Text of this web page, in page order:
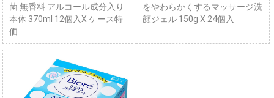
菌 無香料 アルコール成分入り
本体 370ml 12個入X ケース特
価
をやわらかくするマッサージ洗
顔ジェル 150g X 24個入